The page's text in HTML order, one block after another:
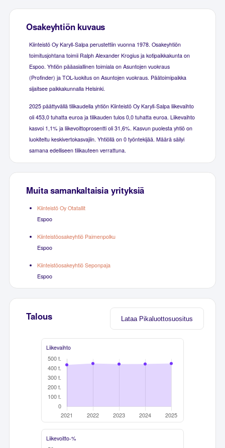
Osakeyhtiön kuvaus
Kiinteistö Oy Karyll-Salpa perustettiin vuonna 1978. Osakeyhtiön
toimitusjohtana toimii Ralph Alexander Krogius ja kotipaikkakunta on
Espoo. Yhtiön pääasiallinen toimiala on Asuntojen vuokraus
(Profinder) ja TOL-luokitus on Asuntojen vuokraus. Päätoimipaikka
sijaitsee paikkakunnalla Helsinki.
2025 päättyvällä tilikaudella yhtiön Kiinteistö Oy Karyll-Salpa liikevaihto
oli 453,0 tuhatta euroa ja tilikauden tulos 0,0 tuhatta euroa. Liikevaihto
kasvoi 1,1% ja liikevoittoprosentti oli 31,6%. Kasvun puolesta yhtiö on
luokiteltu keskivertokasvajiin. Yhtiöllä on 0 työntekijää. Määrä säilyi
samana edelliseen tilikauteen verrattuna.
Muita samankaltaisia yrityksiä
Kiinteistö Oy Otatallit
Espoo
Kiinteistöosakeyhtiö Paimenpolku
Espoo
Kiinteistöosakeyhtiö Seponpaja
Espoo
Lataa Pikaluottosuositus
Talous
Liikevaihto
Liikevoitto-%